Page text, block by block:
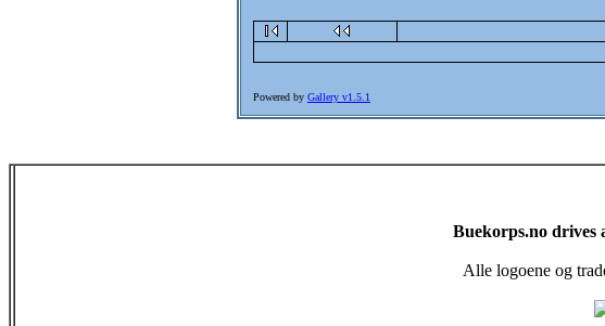
Powered by Gallery v1.5.1
Buekorps.no drives
Alle logoene og